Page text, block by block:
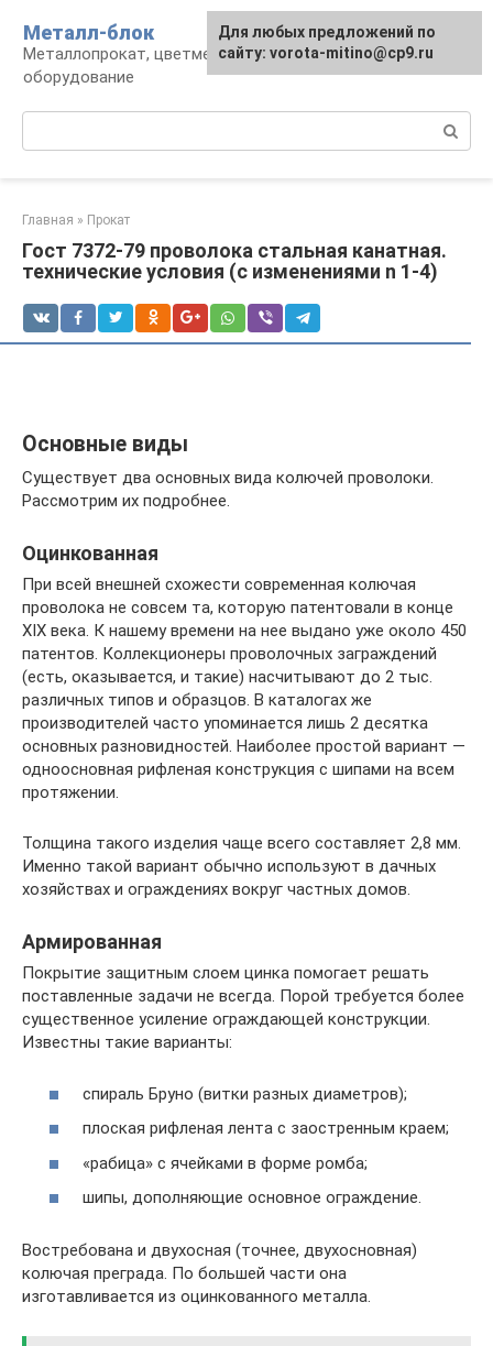
контенту
Металл-блок
Металлопрокат, цветмет, обработка и
оборудование
Главная » Прокат
Гост 7372-79 проволока стальная канатная.
технические условия (с изменениями n 1-4)
Основные виды
Существует два основных вида колючей проволоки.
Рассмотрим их подробнее.
Оцинкованная
При всей внешней схожести современная колючая
проволока не совсем та, которую патентовали в конце
XIX века. К нашему времени на нее выдано уже около 450
патентов. Коллекционеры проволочных заграждений
(есть, оказывается, и такие) насчитывают до 2 тыс.
различных типов и образцов. В каталогах же
производителей часто упоминается лишь 2 десятка
основных разновидностей. Наиболее простой вариант —
одноосновная рифленая конструкция с шипами на всем
протяжении.
Толщина такого изделия чаще всего составляет 2,8 мм.
Именно такой вариант обычно используют в дачных
хозяйствах и ограждениях вокруг частных домов.
Армированная
Покрытие защитным слоем цинка помогает решать
поставленные задачи не всегда. Порой требуется более
существенное усиление ограждающей конструкции.
Известны такие варианты:
спираль Бруно (витки разных диаметров);
плоская рифленая лента с заостренным краем;
«рабица» с ячейками в форме ромба;
шипы, дополняющие основное ограждение.
Востребована и двухосная (точнее, двухосновная)
колючая преграда. По большей части она
изготавливается из оцинкованного металла.
Для любых предложений по
сайту: vorota-mitino@cp9.ru